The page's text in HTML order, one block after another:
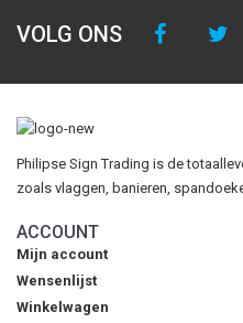
VOLG ONS
Philipse Sign Trading is de
zoals vlaggen, banieren,
ACCOUNT
Mijn account
Wensenlijst
Winkelwagen